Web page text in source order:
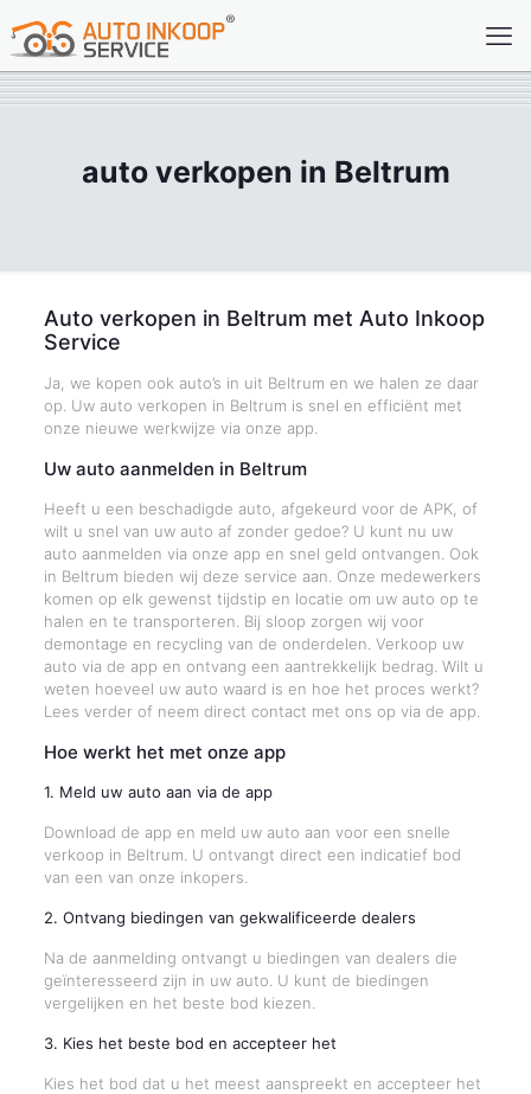
auto verkopen in Beltrum
Auto verkopen in Beltrum met Auto Inkoop
Service
Ja, we kopen ook auto’s in uit Beltrum en we halen ze daar
op. Uw auto verkopen in Beltrum is snel en efficiënt met
onze nieuwe werkwijze via onze app.
Uw auto aanmelden in Beltrum
Heeft u een beschadigde auto, afgekeurd voor de APK, of
wilt u snel van uw auto af zonder gedoe? U kunt nu uw
auto aanmelden via onze app en snel geld ontvangen. Ook
in Beltrum bieden wij deze service aan. Onze medewerkers
komen op elk gewenst tijdstip en locatie om uw auto op te
halen en te transporteren. Bij sloop zorgen wij voor
demontage en recycling van de onderdelen. Verkoop uw
auto via de app en ontvang een aantrekkelijk bedrag. Wilt u
weten hoeveel uw auto waard is en hoe het proces werkt?
Lees verder of neem direct contact met ons op via de app.
Hoe werkt het met onze app
1. Meld uw auto aan via de app
Download de app en meld uw auto aan voor een snelle
verkoop in Beltrum. U ontvangt direct een indicatief bod
van een van onze inkopers.
2. Ontvang biedingen van gekwalificeerde dealers
Na de aanmelding ontvangt u biedingen van dealers die
geïnteresseerd zijn in uw auto. U kunt de biedingen
vergelijken en het beste bod kiezen.
3. Kies het beste bod en accepteer het
Kies het bod dat u het meest aanspreekt en accepteer het